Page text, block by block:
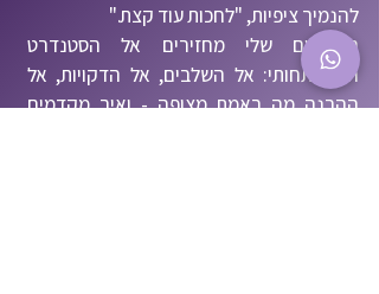
להנמיך ציפיות, "לחכות עוד קצת."
הקורסים שלי מחזירים אל הסטנדרט
ההתפתחותי: אל השלבים, אל הדקויות, אל
ההבנה מה באמת מצופה - ואיך מקדמים